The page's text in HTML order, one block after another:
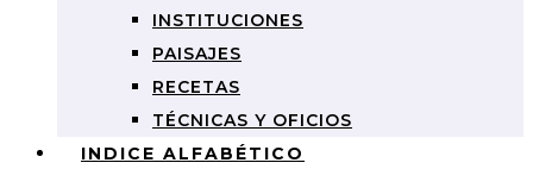
INSTITUCIONES
PAISAJES
RECETAS
TÉCNICAS Y OFICIOS
INDICE ALFABÉTICO